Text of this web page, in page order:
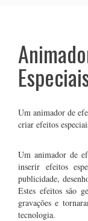
Um animador de
criar efeitos
Um animador de
inserir efeitos
publicidade,
Estes efeitos são
gravações e
tecnologia.